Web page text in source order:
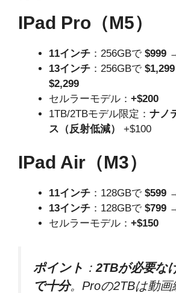
IPad Pro（M5）
11インチ ：256GBで $999
13インチ ：256GBで $1,299
$2,299
セルラーモデル： +$200
1TB/2TBモデル限定： ナノ
ス（反射低減）
+$100
IPad Air（M3）
11インチ ：128GBで $599
13インチ ：128GBで $799
セルラーモデル： +$150
ポイント ： 2TBが必要な
で十分。Proの2TBは動画